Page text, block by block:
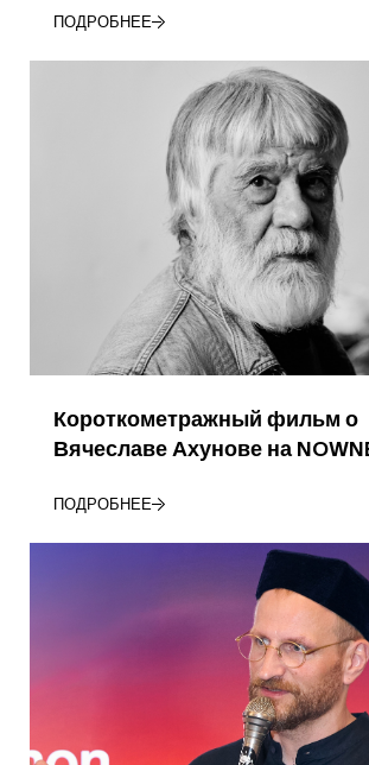
ПОДРОБНЕЕ
Короткометражный фильм о
Вячеславе Ахунове на
ПОДРОБНЕЕ